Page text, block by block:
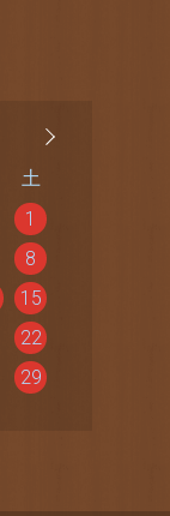
土
1
8
15
22
29